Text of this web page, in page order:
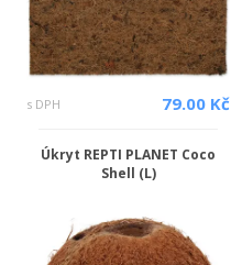
s DPH 79.00 Kč
Úkryt REPTI PLANET Coco
Shell (L)